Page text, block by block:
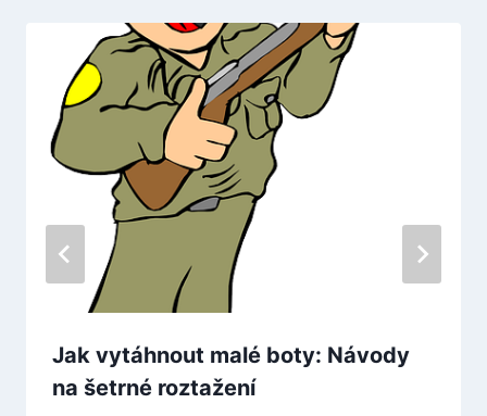
Jak vytáhnout malé boty: Návody
na šetrné roztažení